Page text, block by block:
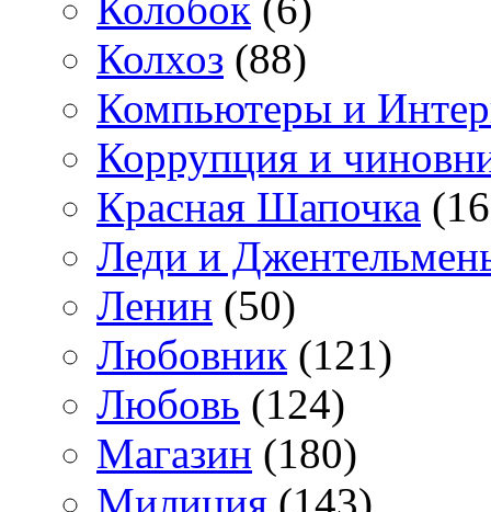
Колхоз (88)
Компьютеры и
Коррупция и
Красная Шапочка
Леди и
Ленин (50)
Любовник (121)
Любовь (124)
Магазин (180)